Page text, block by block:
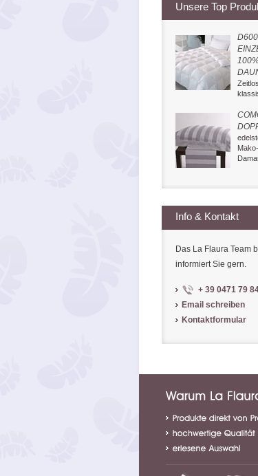
Unsere Top
D600
100%
Zeitlos
Info & Kontakt
Das La Flaura Team
informiert Sie gern.
+ 39 0471 79
Email schreiben
Kontaktformular